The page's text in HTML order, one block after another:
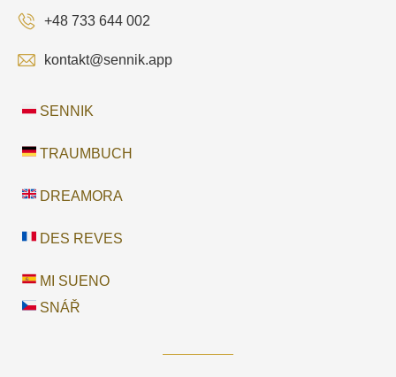
+48 733 644 002
kontakt@sennik.app
SENNIK
TRAUMBUCH
DREAMORA
DES REVES
MI SUENO
SNÁŘ